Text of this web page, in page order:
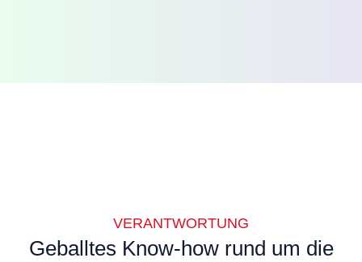
VERANTWORTUNG
Geballtes Know-how rund um die